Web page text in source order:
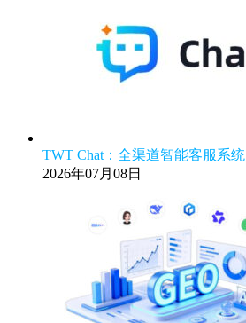
TWT Chat：全渠道智能客服系统
2026年07月08日